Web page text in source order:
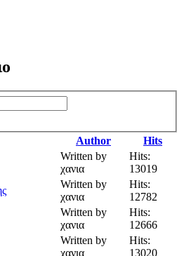
Author
Hits
Written by
χανια
Hits:
13019
Written by
χανια
Hits:
12782
Written by
χανια
Hits:
12666
Written by
χανια
Hits:
13020